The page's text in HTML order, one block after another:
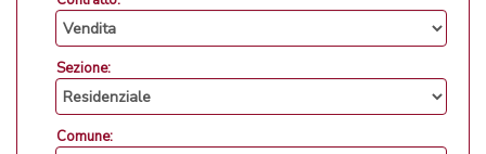
Sezione:
Comune: